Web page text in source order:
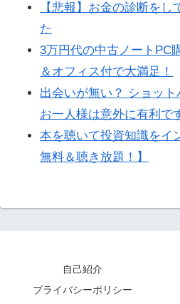
【悲報】お金の診断を
た
3万円代の中古ノートPC
＆オフィス付で大満足！
出会いが無い？ ショット
お一人様は意外に有利で
本を聴いて投資知識をイ
無料＆聴き放題！】
自己紹介
プライバシーポリシー